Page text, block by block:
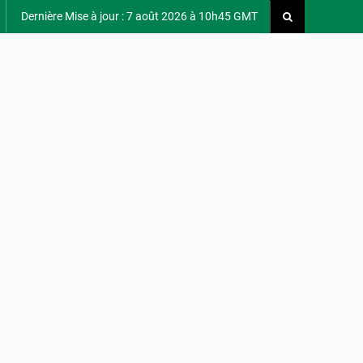
Dernière Mise à jour : 7 août 2026 à 10h45 GMT